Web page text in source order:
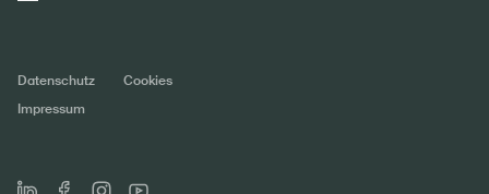
Datenschutz
Cookies
Impressum